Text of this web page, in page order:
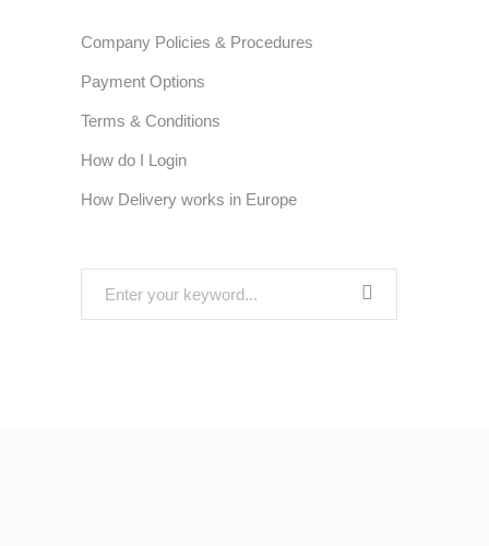
Company Policies & Procedures
Payment Options
Terms & Conditions
How do I Login
How Delivery works in Europe